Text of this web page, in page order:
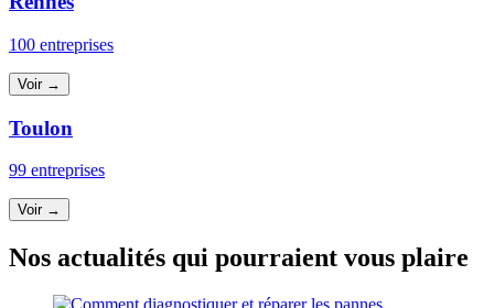
100 entreprises
Voir →
Toulon
99 entreprises
Voir →
Nos actualités qui pourraient vous plaire